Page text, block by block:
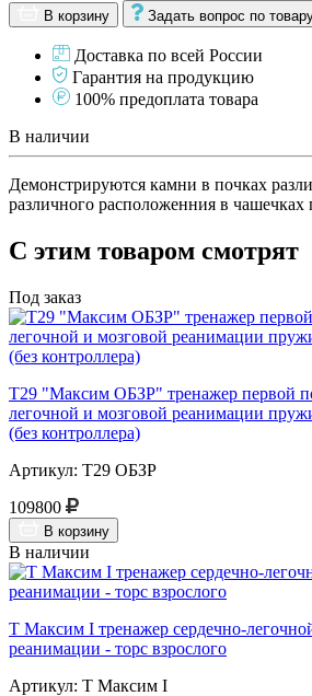
В корзину Задать вопрос по
Доставка по всей России
Гарантия на продукцию
100% предоплата товара
В наличии
Демонстрируются камни в почках
различного расположенния в чашечках
С этим товаром смотрят
Под заказ
Т29 "Максим ОБЗР" тренажер первой
легочной и мозговой реанимации
(без контроллера)
Артикул: Т29 ОБЗР
109800
В корзину
В наличии
Т Максим I тренажер сердечно-
реанимации - торс взрослого
Артикул: Т Максим I